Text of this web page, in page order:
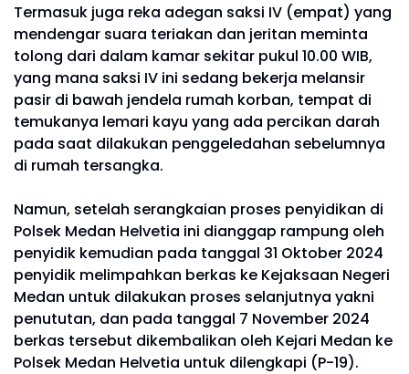
Termasuk juga reka adegan saksi IV (empat) yang
mendengar suara teriakan dan jeritan meminta
tolong dari dalam kamar sekitar pukul 10.00 WIB,
yang mana saksi IV ini sedang bekerja melansir
pasir di bawah jendela rumah korban, tempat di
temukanya lemari kayu yang ada percikan darah
pada saat dilakukan penggeledahan sebelumnya
di rumah tersangka.
Namun, setelah serangkaian proses penyidikan di
Polsek Medan Helvetia ini dianggap rampung oleh
penyidik kemudian pada tanggal 31 Oktober 2024
penyidik melimpahkan berkas ke Kejaksaan Negeri
Medan untuk dilakukan proses selanjutnya yakni
penututan, dan pada tanggal 7 November 2024
berkas tersebut dikembalikan oleh Kejari Medan ke
Polsek Medan Helvetia untuk dilengkapi (P-19).